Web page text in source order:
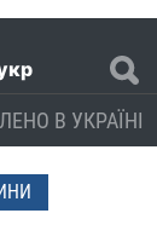
В УКРАЇНІ